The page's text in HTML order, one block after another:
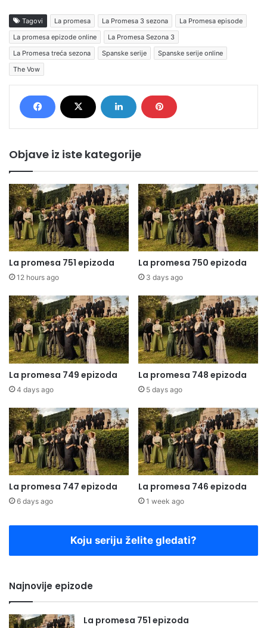
Tagovi La promesa La Promesa 3 sezona
La Promesa episode
La promesa epizode online
La Promesa Sezona 3
La Promesa treća sezona
Spanske serije
Spanske serije online
The Vow
Objave iz iste kategorije
La promesa 751 epizoda
12 hours ago
La promesa 750 epizoda
3 days ago
La promesa 749 epizoda
4 days ago
La promesa 748 epizoda
5 days ago
La promesa 747 epizoda
6 days ago
La promesa 746 epizoda
1 week ago
Koju seriju želite gledati?
Najnovije epizode
La promesa 751 epizoda